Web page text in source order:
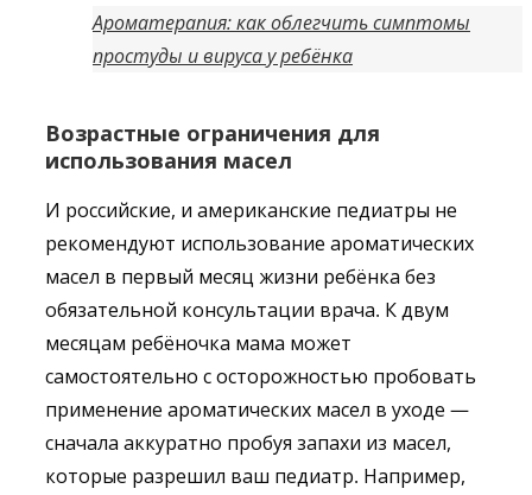
Ароматерапия: как облегчить симптомы
простуды и вируса у ребёнка
Возрастные ограничения для
использования масел
И российские, и американские педиатры не
рекомендуют использование ароматических
масел в первый месяц жизни ребёнка без
обязательной консультации врача. К двум
месяцам ребёночка мама может
самостоятельно с осторожностью пробовать
применение ароматических масел в уходе —
сначала аккуратно пробуя запахи из масел,
которые разрешил ваш педиатр. Например,